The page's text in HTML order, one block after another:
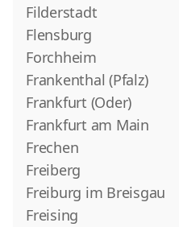
Filderstadt
Flensburg
Forchheim
Frankenthal (Pfalz)
Frankfurt (Oder)
Frankfurt am Main
Frechen
Freiberg
Freiburg im Breisgau
Freising